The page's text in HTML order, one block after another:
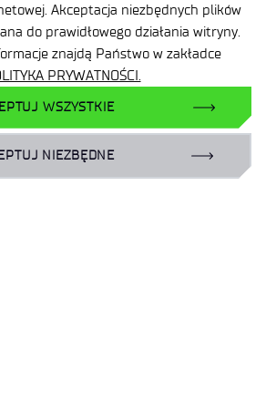
Akceptacja niezbędnych plików
do prawidłowego działania witryny.
znajdą Państwo w zakładce
PRYWATNOŚCI.
WSZYSTKIE
NIEZBĘDNE